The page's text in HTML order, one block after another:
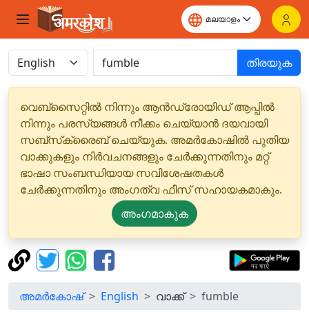
തിരയുക
വെബ്‌സൈറ്റിൽ നിന്നും ആൻഡ്രോയിഡ് ആപ്പിൽ
നിന്നും പരസ്യങ്ങൾ നീക്കം ചെയ്യാൻ ദയവായി
സബ്‌സ്‌ക്രൈബ് ചെയ്യുക. അമർകോഷിൽ പുതിയ
വാക്കുകളും നിർവചനങ്ങളും ചേർക്കുന്നതിനും മറ്റ്
ഭാഷാ സംബന്ധിയായ സവിശേഷതകൾ
ചേർക്കുന്നതിനും അംഗത്വ ഫീസ് സഹായകമാകും.
അംഗമാകുക
അമർകോഷ് English വാക്ക് fumble